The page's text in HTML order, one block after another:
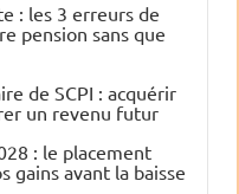
: les 3 erreurs de
pension sans que
de SCPI : acquérir
un revenu futur
: le placement
gains avant la baisse